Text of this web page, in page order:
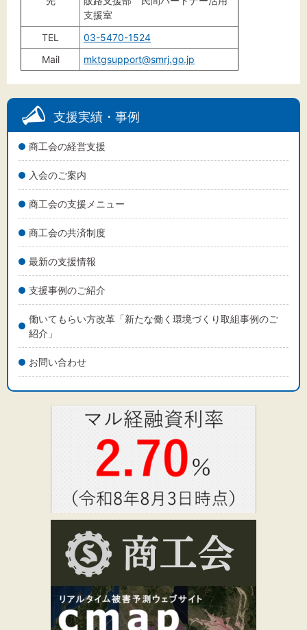
支援実績・事例
商工会の経営支援
入会のご案内
商工会の支援メニュー
商工会の共済制度
最新の支援情報
支援事例のご紹介
働いてもらい方改革「新たな働く環境づくり取組事例のご
紹介」
お問い合わせ
支援室
TEL
03-5470-1524
Mail
mktgsupport@smrj.go.jp